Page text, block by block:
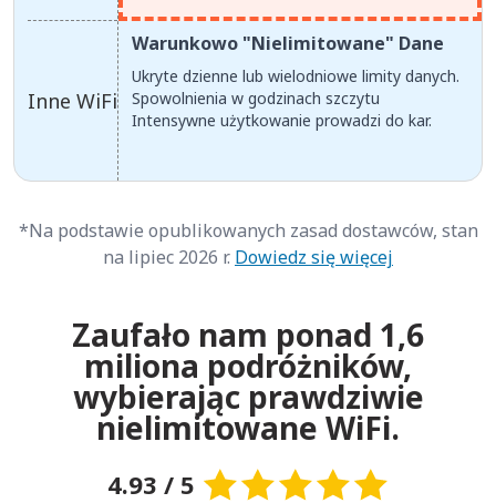
Inne WiFi
Warunkowo "Nielimitowane" Dane
Ukryte dzienne lub wielodniowe limity danych.
Spowolnienia w godzinach szczytu
Intensywne użytkowanie prowadzi do kar.
*Na podstawie opublikowanych zasad dostawców, stan
na lipiec 2026 r. Dowiedz się więcej
Zaufało nam ponad 1,6
miliona podróżników,
wybierając prawdziwie
nielimitowane WiFi.
4.93 / 5